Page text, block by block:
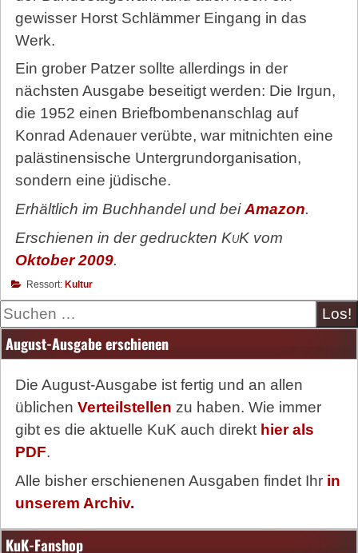
gewisser Horst Schlämmer Eingang in das
Werk.
Ein grober Patzer sollte allerdings in der
nächsten Ausgabe beseitigt werden: Die Irgun,
die 1952 einen Briefbombenanschlag auf
Konrad Adenauer verübte, war mitnichten eine
palästinensische Untergrundorganisation,
sondern eine jüdische.
Erhältlich im Buchhandel und beiAmazon.
Erschienen in der gedruckten KuKvom
Oktober 2009.
Ressort: Kultur
Suche
August-Ausgabe erschienen
Die August-Ausgabe ist fertig und an allen
üblichen Verteilstellen zu haben. Wie immer
gibt es die aktuelle KuK auch direkt hier als
PDF.
Alle bisher erschienenen Ausgaben findet Ihr in
unserem Archiv.
KuK-Fanshop